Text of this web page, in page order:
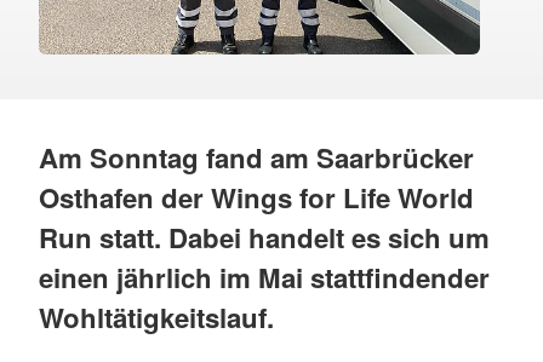
Am Sonntag fand am Saarbrücker
Osthafen der Wings for Life World
Run statt. Dabei handelt es sich um
einen jährlich im Mai stattfindender
Wohltätigkeitslauf.